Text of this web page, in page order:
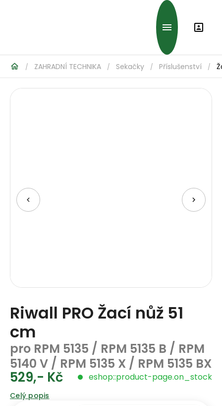
/ ZAHRADNÍ TECHNIKA / Sekačky / Příslušenství /
Riwall PRO Žací nůž 51
cm
pro RPM 5135 / RPM 5135 B / RPM
5140 V / RPM 5135 X / RPM 5135 BX
529,- Kč eshop::product-page.on_stock
Celý popis